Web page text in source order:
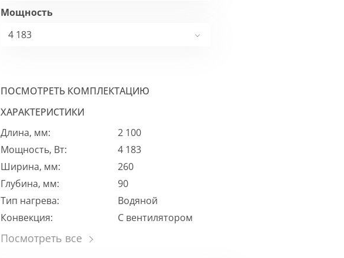
Мощность
4 183
ПОСМОТРЕТЬ КОМПЛЕКТАЦИЮ
ХАРАКТЕРИСТИКИ
Длина, мм:
2 100
Мощность, Вт:
4 183
Ширина, мм:
260
Глубина, мм:
90
Тип нагрева:
Водяной
Конвекция:
С вентилятором